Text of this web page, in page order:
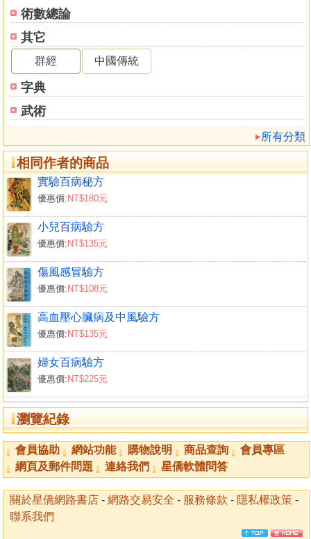
術數總論
其它
群經 中國傳統
字典
武術
所有分類
相同作者的商品
實驗百病秘方
優惠價: NT$180元
小兒百病驗方
優惠價: NT$135元
傷風感冒驗方
優惠價: NT$108元
高血壓心臟病及中風驗方
優惠價: NT$135元
婦女百病驗方
優惠價: NT$225元
瀏覽紀錄
會員協助 網站功能 購物說明 商品查詢
會員專區
網頁及郵件問題
連絡我們 星僑軟體問答
關於星僑網路書店 - 網路交易安全 - 服務條款 - 隱私權政策 -
聯系我們